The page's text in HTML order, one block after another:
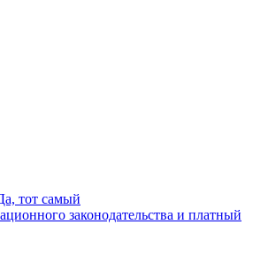
тот самый
законодательства и платный